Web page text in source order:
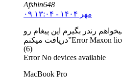
Afshin648
۰۹ مهر ۱۴۰۴ - ۱۳:۰۴
رندر بگیرم این پیغام رو
دریافت میکنم”Error Maxon licensing error: licence not found
(6)
Error No devices available
MacBook Pro